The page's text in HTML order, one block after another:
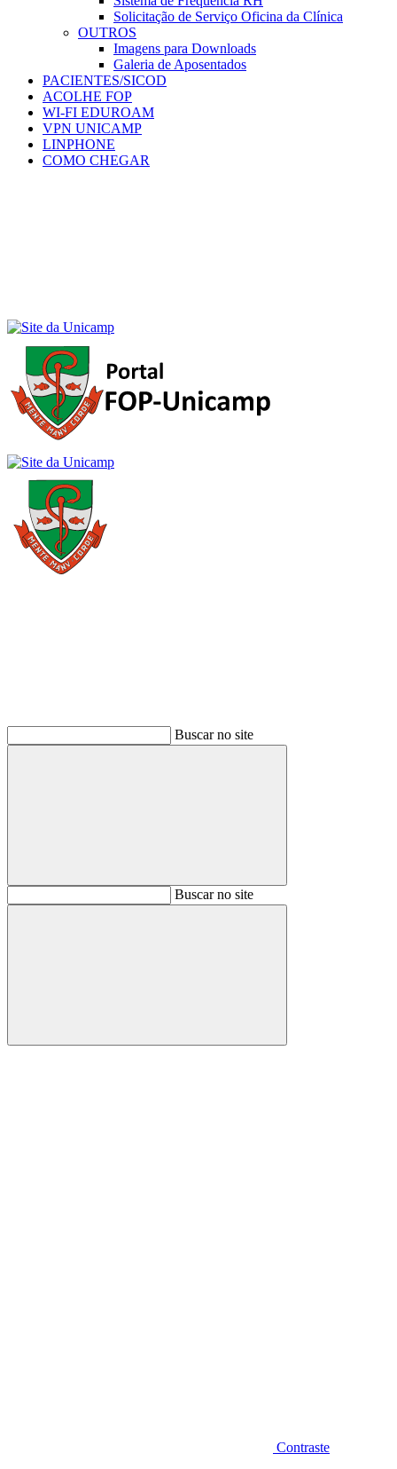
Solicitação de Serviço Oficina da Clínica
OUTROS
Imagens para Downloads
Galeria de Aposentados
PACIENTES/SICOD
ACOLHE FOP
WI-FI EDUROAM
VPN UNICAMP
LINPHONE
COMO CHEGAR
Buscar no site
BuscarBuscar no site
Buscar
Contraste